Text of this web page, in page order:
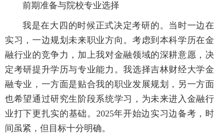
前期准备与院校专业选择
我是在大四的时候正式决定考研的。当时一边在
实习，一边规划未来职业方向。考虑到本科学历在金
融行业的竞争力，加上我对金融领域的深耕意愿，决
定考研提升学历与专业能力。我选择吉林财经大学金
融专业，一方面是贴合我的职业发展规划，另一方面
也希望通过研究生阶段系统学习，为未来进入金融行
业打下更扎实的基础。2025年开始边实习边备考，时
间虽紧，但目标十分明确。